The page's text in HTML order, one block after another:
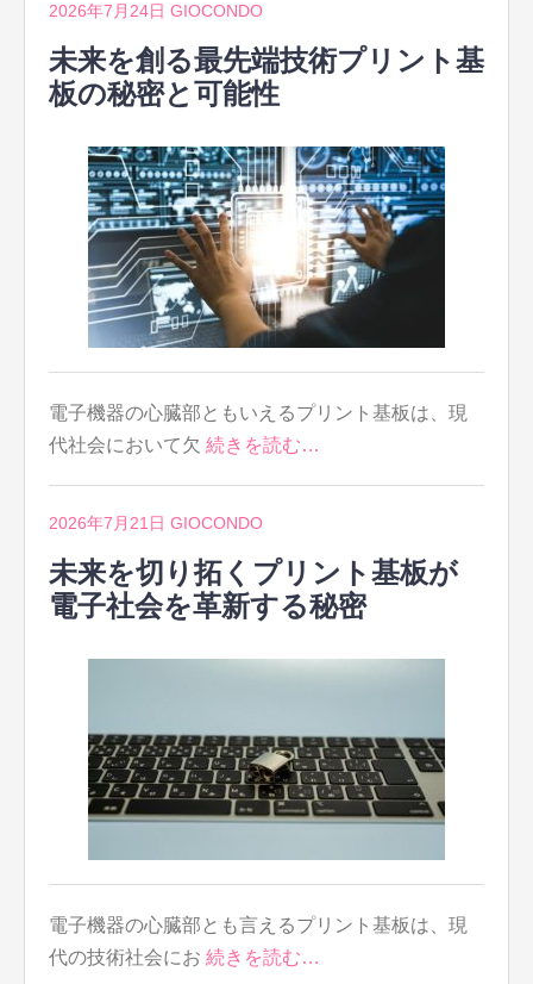
2026年7月24日 GIOCONDO
未来を創る最先端技術プリント基
板の秘密と可能性
電子機器の心臓部ともいえるプリント基板は、現
代社会において欠 続きを読む…
2026年7月21日 GIOCONDO
未来を切り拓くプリント基板が
電子社会を革新する秘密
電子機器の心臓部とも言えるプリント基板は、現
代の技術社会にお 続きを読む…